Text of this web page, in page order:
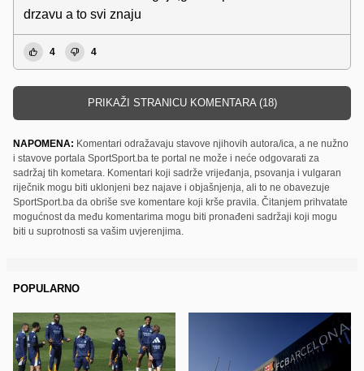
drzavu a to svi znaju
4 4
PRIKAŽI STRANICU KOMENTARA (18)
NAPOMENA: Komentari odražavaju stavove njihovih autora/ica, a ne nužno
i stavove portala SportSport.ba te portal ne može i neće odgovarati za
sadržaj tih kometara. Komentari koji sadrže vrijeđanja, psovanja i vulgaran
riječnik mogu biti uklonjeni bez najave i objašnjenja, ali to ne obavezuje
SportSport.ba da obriše sve komentare koji krše pravila. Čitanjem prihvatate
mogućnost da među komentarima mogu biti pronađeni sadržaji koji mogu
biti u suprotnosti sa vašim uvjerenjima.
POPULARNO